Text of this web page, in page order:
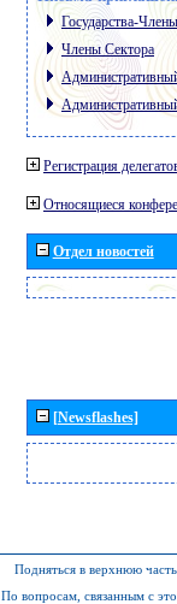
Государства-Члены
Члены Сектора
Регистрация
Относящиеся
Отдел новостей
[Newsflashes]
Подняться в верхнюю часть
По вопросам, связанным с